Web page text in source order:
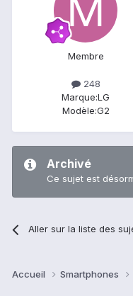
Membre
248
Marque:LG
Modèle:G2
Archivé
Ce sujet est
Aller sur la liste des
Accueil Smartphones